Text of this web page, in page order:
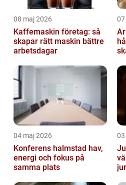
08 maj 2026
Kaffemaskin företag: så
skapar rätt maskin bättre
arbetsdagar
07
04 maj 2026
Konferens halmstad hav,
energi och fokus på
samma plats
03